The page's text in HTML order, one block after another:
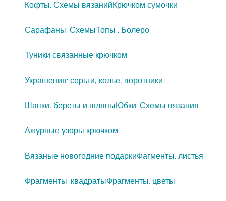
Кофты. Схемы вязанийКрючком сумочки
Сарафаны. СхемыТопы . Болеро
Туники связанные крючком
Украшения: серьги, колье, воротники
Шапки, береты и шляпыЮбки. Схемы вязания
Ажурные узоры крючком
Вязаные новогодние подаркиФагменты: листья
Фрагменты: квадратыФрагменты: цветы